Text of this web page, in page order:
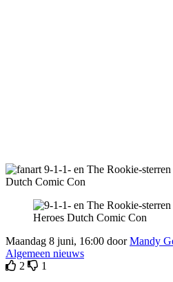
Maandag 8 juni, 16:00 doorMandy
Algemeen nieuws
2
1